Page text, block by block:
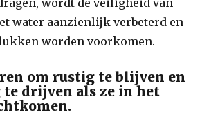
wordt de veiligheid van
water aanzienlijk verbeterd en
worden voorkomen.
om rustig te blijven en
te drijven als ze in het